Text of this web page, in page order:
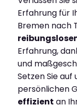
Erfahrung für
Bremen nach
Erfahrung,
und
Setzen Sie auf
persönlichen
effizient an